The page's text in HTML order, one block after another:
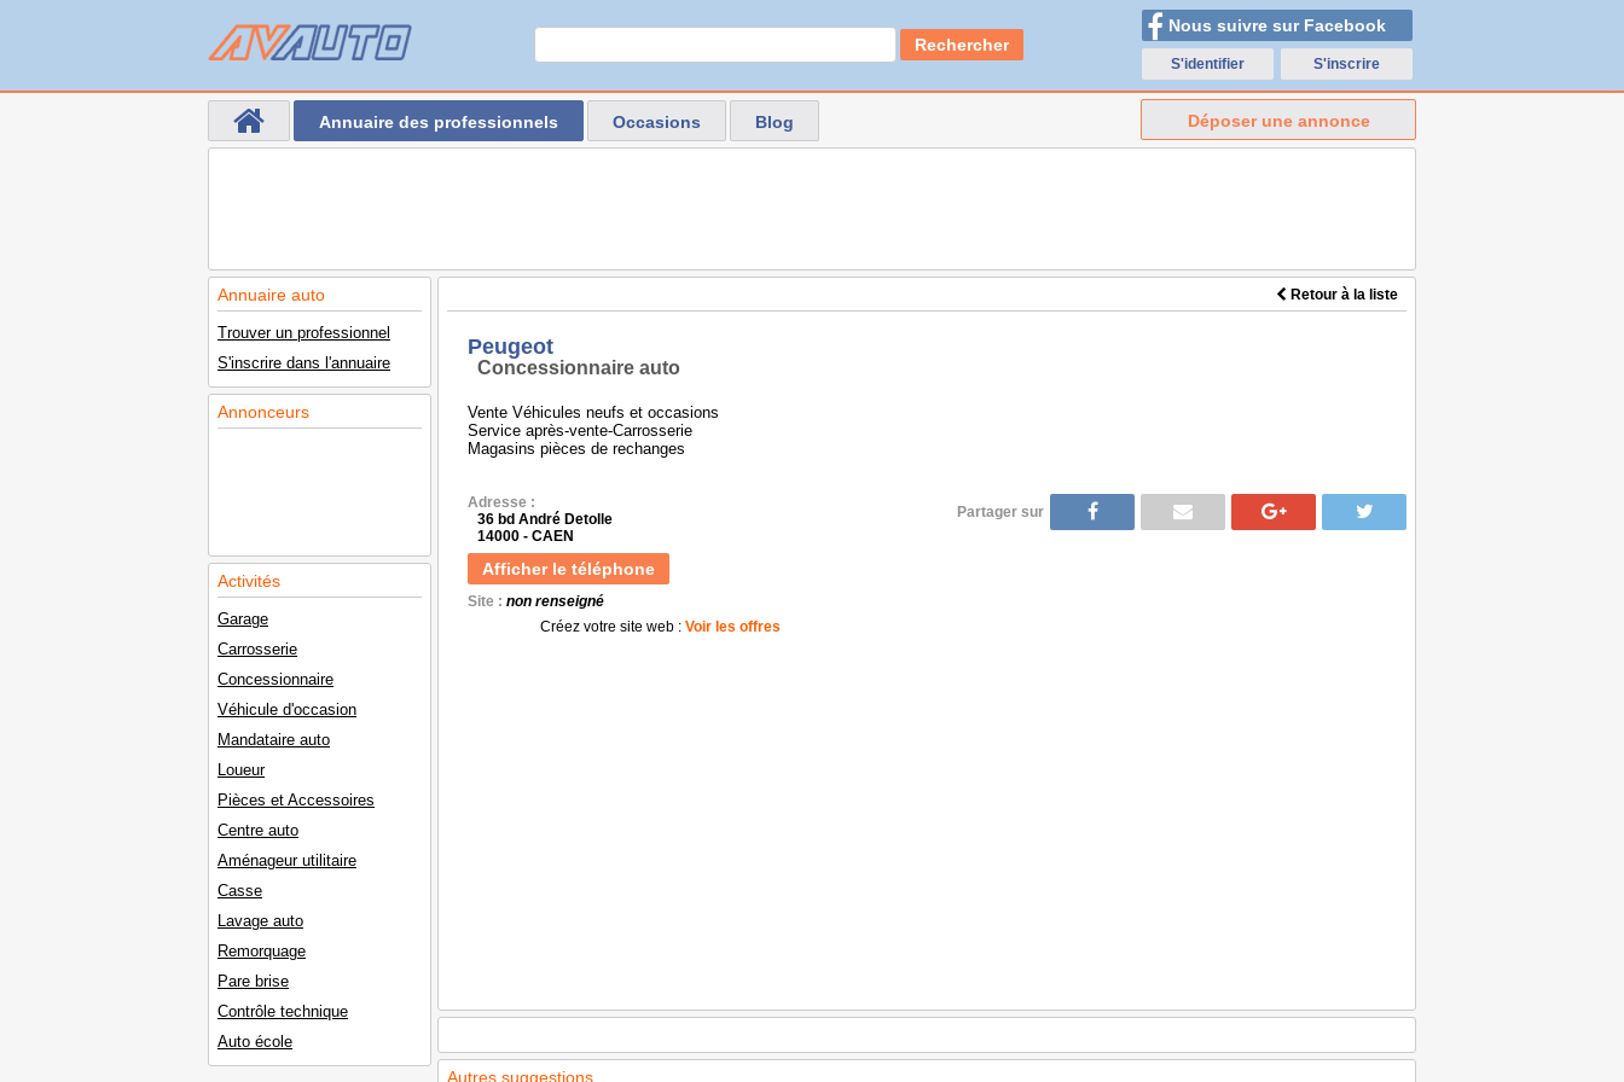
Rechercher
Nous suivre sur Facebook
S'identifier S'inscrire
Annuaire des professionnels Occasions Blog Déposer une annonce
Annuaire auto
Trouver un professionnel
S'inscrire dans l'annuaire
Annonceurs
Activités
Garage
Carrosserie
Concessionnaire
Véhicule d'occasion
Mandataire auto
Loueur
Pièces et Accessoires
Centre auto
Aménageur utilitaire
Casse
Lavage auto
Remorquage
Pare brise
Contrôle technique
Auto école
Retour à la liste
Peugeot
Concessionnaire auto
Vente Véhicules neufs et occasions
Service après-vente-Carrosserie
Magasins pièces de rechanges
Adresse :
36 bd André Detolle
14000 - CAEN
Afficher le téléphone
Site : non renseigné
Créez votre site web : Voir les offres
Partager sur
Autres suggestions